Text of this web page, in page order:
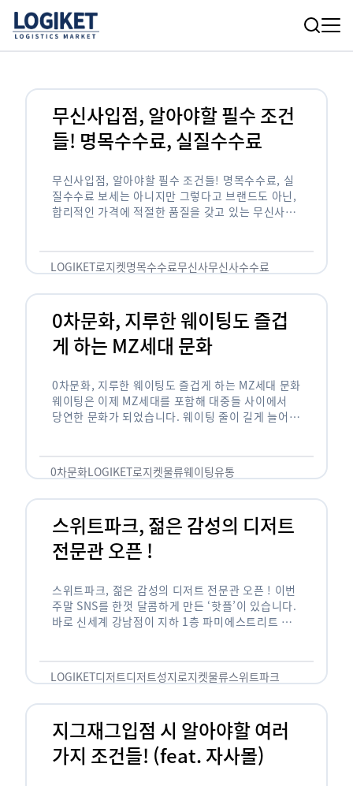
무신사입점, 알아야할 필수 조건
들! 명목수수료, 실질수수료
무신사입점, 알아야할 필수 조건들! 명목수수료, 실
질수수료 보세는 아니지만 그렇다고 브랜드도 아닌,
합리적인 가격에 적절한 품질을 갖고 있는 무신사!
LOGIKET로지켓명목수수료무신사무신사수수료
0차문화, 지루한 웨이팅도 즐겁
게 하는 MZ세대 문화
0차문화, 지루한 웨이팅도 즐겁게 하는 MZ세대 문화
웨이팅은 이제 MZ세대를 포함해 대중들 사이에서
당연한 문화가 되었습니다. 웨이팅 줄이 길게 늘어서
0차문화LOGIKET로지켓물류웨이팅유통
스위트파크, 젊은 감성의 디저트
전문관 오픈 !
스위트파크, 젊은 감성의 디저트 전문관 오픈 ! 이번
주말 SNS를 한껏 달콤하게 만든 ‘핫플’이 있습니다.
바로 신세계 강남점이 지하 1층 파미에스트리트 분
LOGIKET디저트디저트성지로지켓물류스위트파크
지그재그입점 시 알아야할 여러
가지 조건들! (feat. 자사몰)